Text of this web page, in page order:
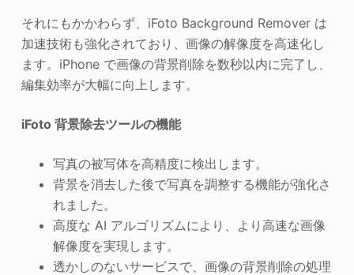
それにもかかわらず、iFoto Background Remover は
加速技術も強化されており、画像の解像度を高速化し
ます。iPhone で画像の背景削除を数秒以内に完了し、
編集効率が大幅に向上します。
iFoto 背景除去ツールの機能
写真の被写体を高精度に検出します。
背景を消去した後で写真を調整する機能が強化さ
れました。
高度な AI アルゴリズムにより、より高速な画像
解像度を実現します。
透かしのないサービスで、画像の背景削除の処理